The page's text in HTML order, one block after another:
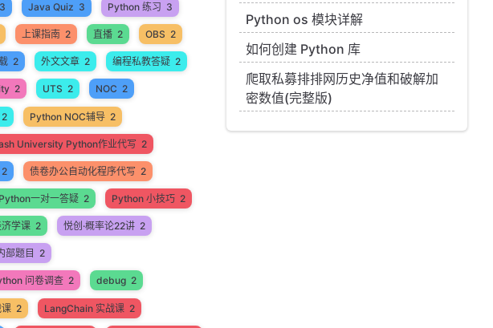
3 Java Quiz 3 Python 练习 3
上课指南 2 直播 2 OBS 2
2 外文文章 2 编程私教答疑 2
2 UTS 2 NOC 2
2 Python NOC辅导 2
University Python作业代写 2
2 债卷办公自动化程序代写 2
Python一对一答疑 2 Python 小技巧 2
学课 2 悦创·概率论22讲 2
部题目 2
问卷调查 2 debug 2
2 LangChain 实战课 2
Python os 模块详解
如何创建 Python 库
爬取私募排排网历史净值和破解加
密数值(完整版)